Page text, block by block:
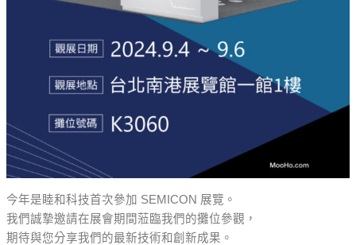
今年是睦和科技首次參加 SEMICON 展覽。
我們誠摯邀請在展會期間蒞臨我們的攤位參觀，
期待與您分享我們的最新技術和創新成果。